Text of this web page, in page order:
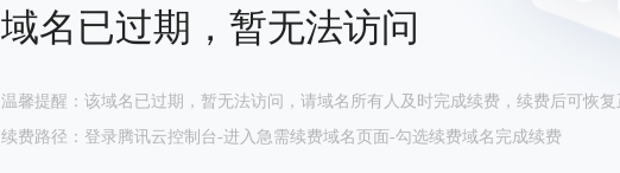
域名已过期，暂无法访问
温馨提醒：该域名已过期，暂无法访问，请域名所有人及时完成续费，续费后可恢复
续费路径：登录腾讯云控制台-进入急需续费域名页面-勾选续费域名完成续费